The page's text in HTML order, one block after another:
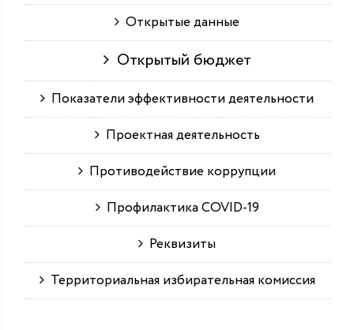
Открытые данные
Открытый бюджет
Показатели эффективности деятельности
Проектная деятельность
Противодействие коррупции
Профилактика COVID-19
Реквизиты
Территориальная избирательная комиссия